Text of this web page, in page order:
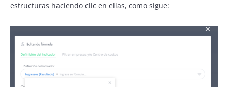
estructuras haciendo clic en ellas, como sigue: